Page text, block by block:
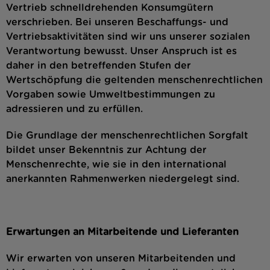
Vertrieb schnelldrehenden Konsumgütern
verschrieben. Bei unseren Beschaffungs- und
Vertriebsaktivitäten sind wir uns unserer sozialen
Verantwortung bewusst. Unser Anspruch ist es
daher in den betreffenden Stufen der
Wertschöpfung die geltenden menschenrechtlichen
Vorgaben sowie Umweltbestimmungen zu
adressieren und zu erfüllen.
Die Grundlage der menschenrechtlichen Sorgfalt
bildet unser Bekenntnis zur Achtung der
Menschenrechte, wie sie in den international
anerkannten Rahmenwerken niedergelegt sind.
Erwartungen an Mitarbeitende und Lieferanten
Wir erwarten von unseren Mitarbeitenden und